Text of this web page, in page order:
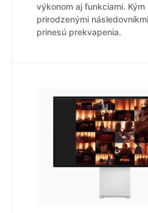
výkonom aj funkciami.
prirodzenými
prinesú prekvapenia.